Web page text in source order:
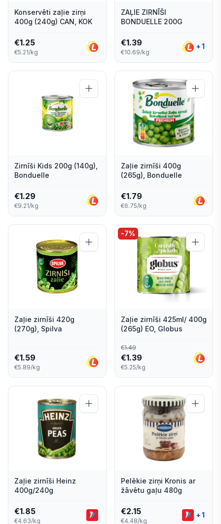
Konservēti zaļie zirņi
400g (240g) CAN, KOK
€1.25
€5.21/kg
ZAĻIE ZIRNĪŠI
BONDUELLE 200G
€1.39
€10.69/kg
+1
Zirnīši Kids 200g (140g),
Bonduelle
€1.29
€9.21/kg
Zaļie zirnīši 400g
(265g), Bonduelle
€1.79
€6.75/kg
Zaļie zirnīši 420g
(270g), Spilva
€1.59
€5.89/kg
-7%
Zaļie zirnīši 425ml/ 400g
(265g) EO, Globus
€1.49
€1.39
€5.25/kg
Zaļie zirnīši Heinz
400g/240g
€1.85
€4.63/kg
Pelēkie zirņi Kronis ar
žāvētu gaļu 480g
€2.15
€4.48/kg
+1